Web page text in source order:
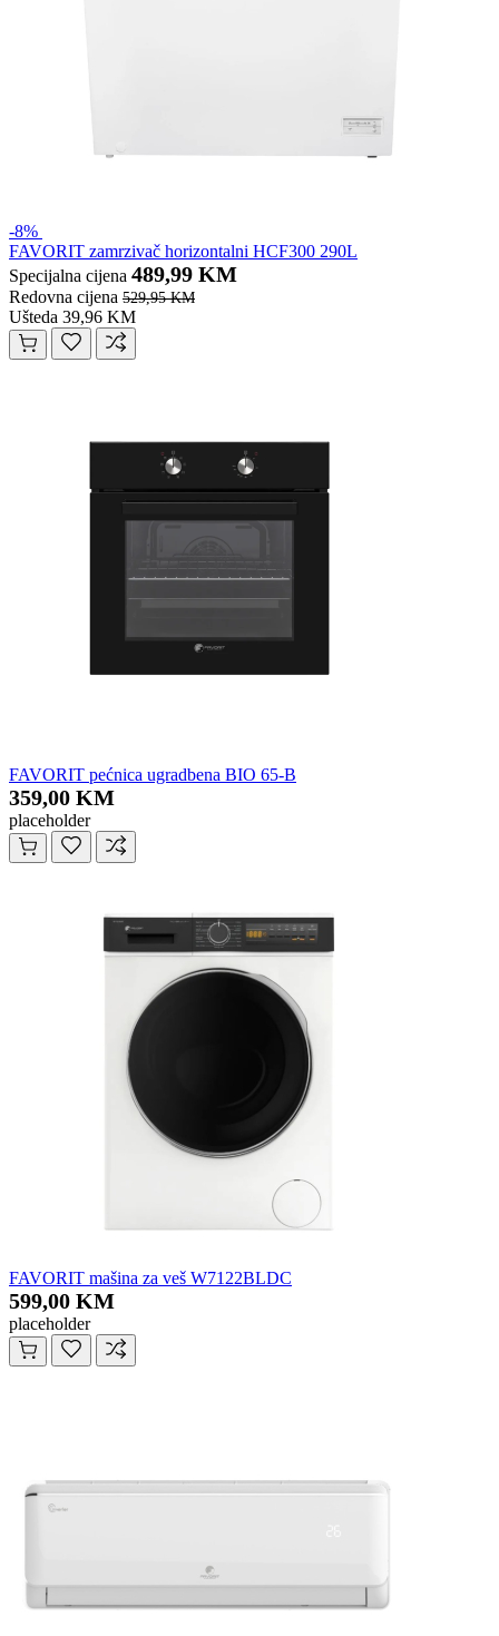
-8%
FAVORIT zamrzivač horizontalni HCF300 290L
Specijalna cijena 489,99 KM
Redovna cijena 529,95 KM
Ušteda 39,96 KM
FAVORIT pećnica ugradbena BIO 65-B
359,00 KM
placeholder
FAVORIT mašina za veš W7122BLDC
599,00 KM
placeholder